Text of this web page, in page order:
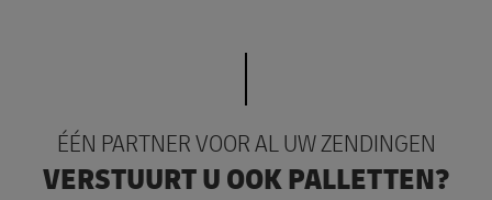
ÉÉN PARTNER VOOR AL UW ZENDINGEN
VERSTUURT U OOK PALLETTEN?